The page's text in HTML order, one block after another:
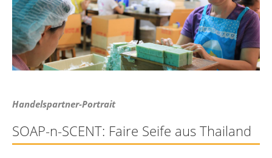
Handelspartner-Portrait
SOAP-n-SCENT: Faire Seife aus Thailand